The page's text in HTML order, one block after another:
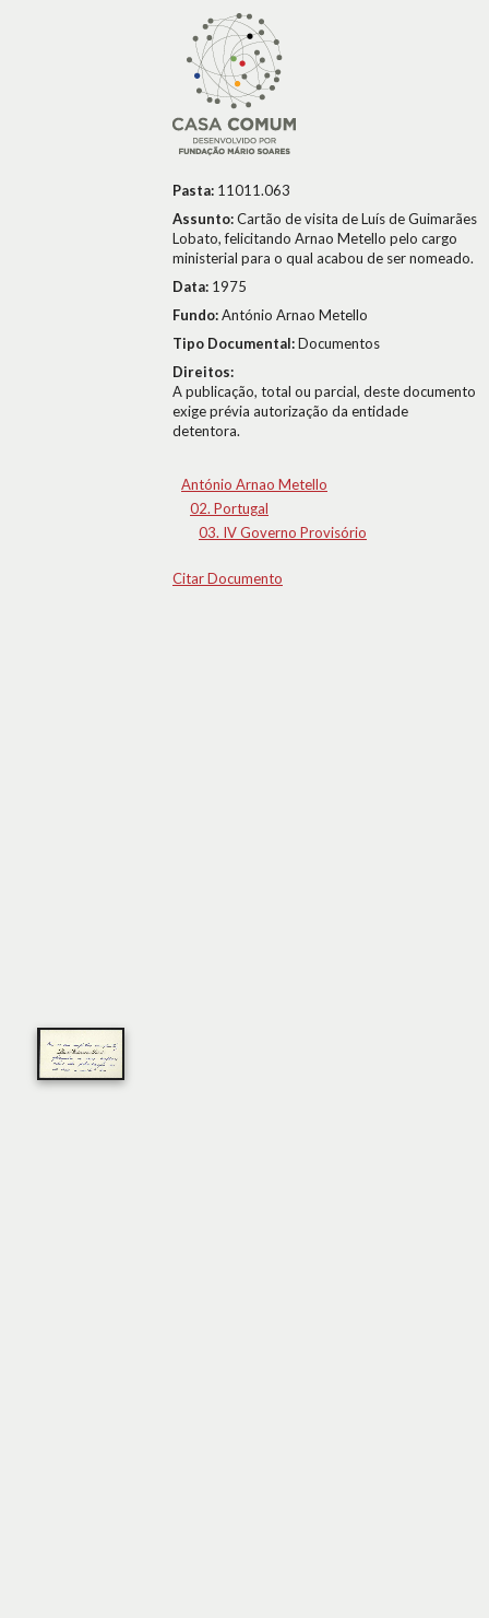
Pasta: 11011.063
Assunto:Cartão de visita de Luís de Guimarães
Lobato, felicitando Arnao Metello pelo cargo
ministerial para o qual acabou de ser nomeado.
Data: 1975
Fundo:António Arnao Metello
Tipo Documental:Documentos
Direitos:
A publicação, total ou parcial, deste documento
exige prévia autorização da entidade
detentora.
António Arnao Metello
02. Portugal
03. IV Governo Provisório
Citar Documento